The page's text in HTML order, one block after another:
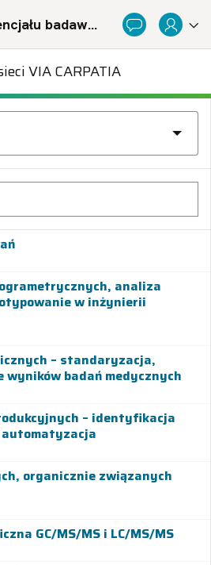
Baza potencjału badawczego Politechnicznej Sieci Via Carpatia im. Prezydenta RP Lecha Kaczyńskiego
VIA CARPATIA
analiza
w inżynierii
– standaryzacja,
badań medycznych
– identyfikacja
organicznie związanych
GC/MS/MS i LC/MS/MS